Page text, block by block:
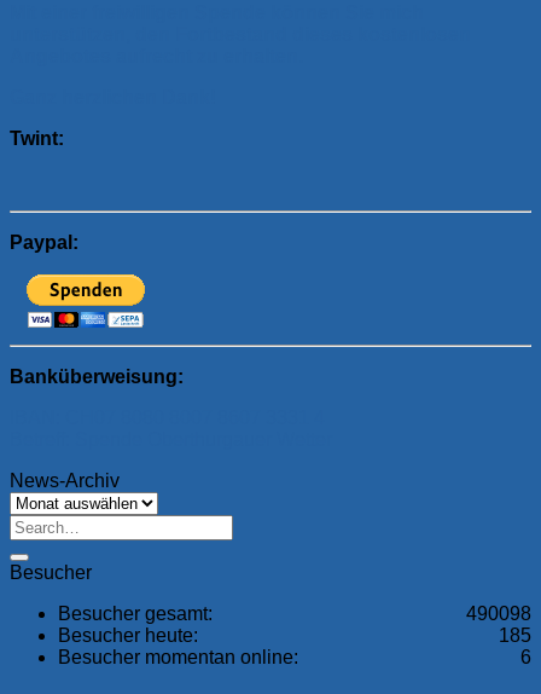
Twint:
Paypal:
Banküberweisung:
News-Archiv
News-
Archiv
Besucher
490098
Besucher gesamt:
185
Besucher heute:
6
Besucher momentan online: